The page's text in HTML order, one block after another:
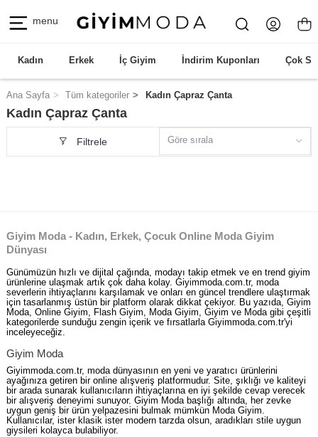
menu
Kadın Erkek İç Giyim İndirim Kuponları Çok
Ana Sayfa Tüm kategoriler Kadın Çapraz Çanta
Kadın Çapraz Çanta
Filtrele Göre sırala
Giyim Moda - Kadın, Erkek, Çocuk Online Moda Giyim
Dünyası
Günümüzün hızlı ve dijital çağında, modayı takip etmek ve en trend giyim
ürünlerine ulaşmak artık çok daha kolay. Giyimmoda.com.tr, moda
severlerin ihtiyaçlarını karşılamak ve onları en güncel trendlere ulaştırmak
için tasarlanmış üstün bir platform olarak dikkat çekiyor. Bu yazıda, Giyim
Moda, Online Giyim, Flash Giyim, Moda Giyim, Giyim ve Moda gibi çeşitli
kategorilerde sunduğu zengin içerik ve fırsatlarla Giyimmoda.com.tr'yi
inceleyeceğiz.
Giyim Moda
Giyimmoda.com.tr, moda dünyasının en yeni ve yaratıcı ürünlerini
ayağınıza getiren bir online alışveriş platformudur. Site, şıklığı ve kaliteyi
bir arada sunarak kullanıcıların ihtiyaçlarına en iyi şekilde cevap verecek
bir alışveriş deneyimi sunuyor. Giyim Moda başlığı altında, her zevke
uygun geniş bir ürün yelpazesini bulmak mümkün Moda Giyim.
Kullanıcılar, ister klasik ister modern tarzda olsun, aradıkları stile uygun
giysileri kolayca bulabiliyor.